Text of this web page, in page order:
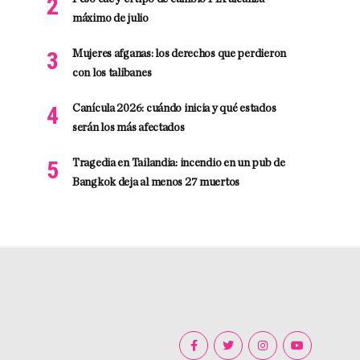
máximo de julio
Mujeres afganas: los derechos que perdieron
con los talibanes
Canícula 2026: cuándo inicia y qué estados
serán los más afectados
Tragedia en Tailandia: incendio en un pub de
Bangkok deja al menos 27 muertos